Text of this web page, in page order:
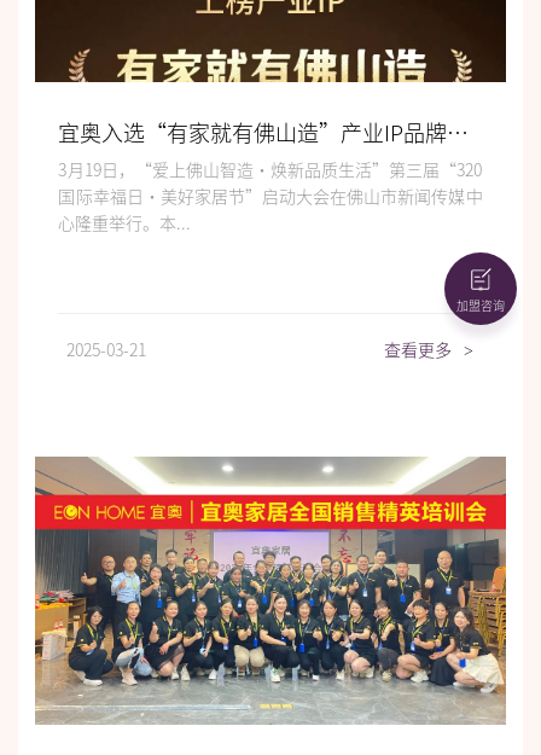
宜奥入选“有家就有佛山造”产业IP品牌企业
3月19日，“爱上佛山智造·焕新品质生活”第三届“320
国际幸福日·美好家居节”启动大会在佛山市新闻传媒中
心隆重举行。本...
2025-03-21 查看更多 >
加盟咨询